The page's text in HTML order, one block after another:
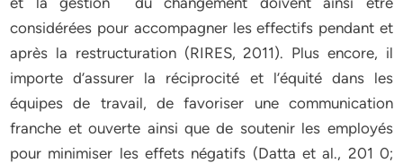
considérées pour accompagner les effectifs pendant et
après la restructuration (RIRES, 2011). Plus encore, il
importe d’assurer la réciprocité et l’équité dans les
équipes de travail, de favoriser une communication
franche et ouverte ainsi que de soutenir les employés
pour minimiser les effets négatifs (Datta et al., 201 0;